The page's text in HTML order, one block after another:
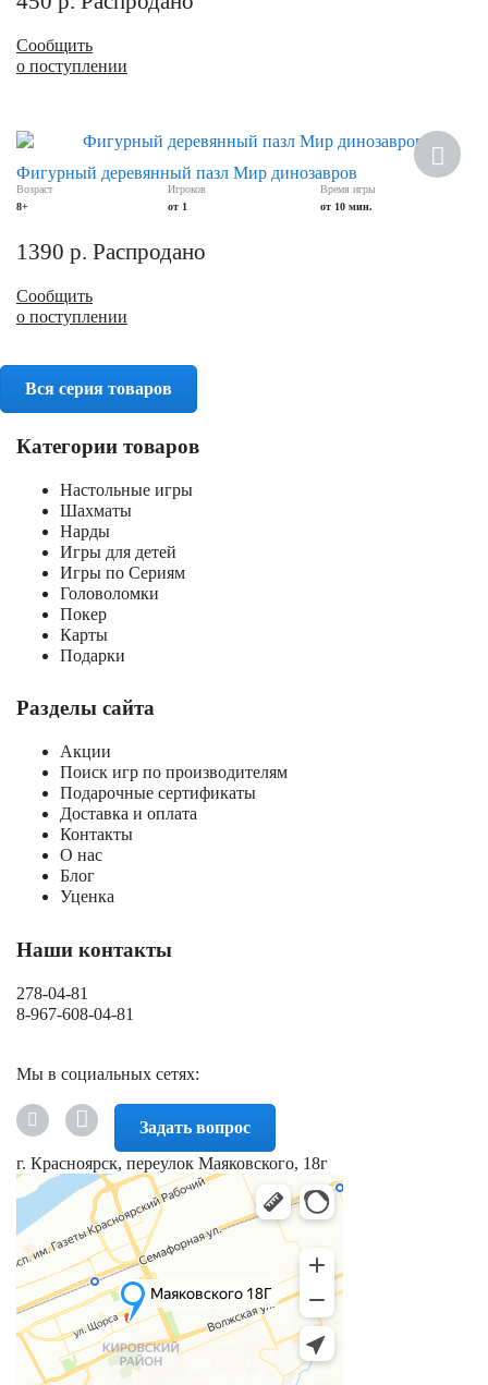
Сообщить
о поступлении
Фигурный деревянный пазл Мир динозавров
Возраст
8+
Игроков
от 1
Время игры
от 10 мин.
1390 р. Распродано
Сообщить
о поступлении
Вся серия товаров
Категории товаров
Настольные игры
Шахматы
Нарды
Игры для детей
Игры по Сериям
Головоломки
Покер
Карты
Подарки
Разделы сайта
Акции
Поиск игр по производителям
Подарочные сертификаты
Доставка и оплата
Контакты
О нас
Блог
Уценка
Наши контакты
278-04-81
8-967-608-04-81
Мы в социальных сетях:
Задать вопрос
г. Красноярск, переулок Маяковского, 18г